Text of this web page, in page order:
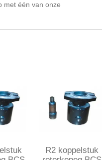
met één van onze
R2 koppelstuk